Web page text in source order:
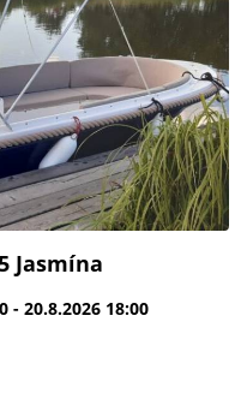
Jasmína
- 20.8.2026 18:00